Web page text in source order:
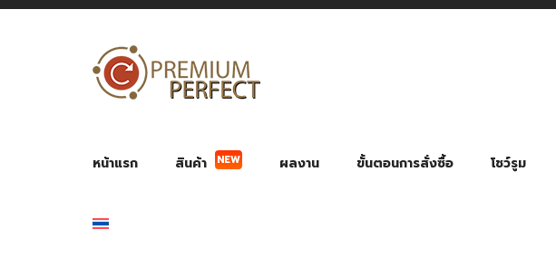
หน้าแรก สินค้า NEW ผลงาน ขั้นตอนการสั่งซื้อ โชว์รูม